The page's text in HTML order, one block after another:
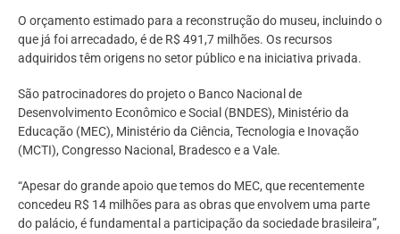
O orçamento estimado para a reconstrução do museu, incluindo o
que já foi arrecadado, é de R$ 491,7 milhões. Os recursos
adquiridos têm origens no setor público e na iniciativa privada.
São patrocinadores do projeto o Banco Nacional de
Desenvolvimento Econômico e Social (BNDES), Ministério da
Educação (MEC), Ministério da Ciência, Tecnologia e Inovação
(MCTI), Congresso Nacional, Bradesco e a Vale.
“Apesar do grande apoio que temos do MEC, que recentemente
concedeu R$ 14 milhões para as obras que envolvem uma parte
do palácio, é fundamental a participação da sociedade brasileira”,